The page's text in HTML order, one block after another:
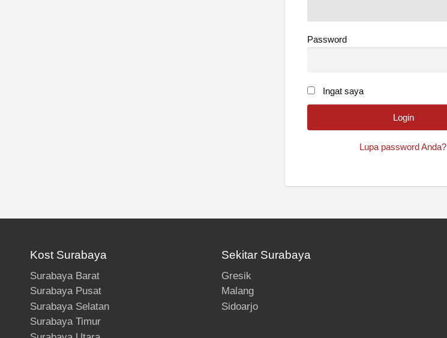
Password
Ingat saya
Lupa password Anda?
Kost Surabaya
Surabaya Barat
Surabaya Pusat
Surabaya Selatan
Surabaya Timur
Sekitar Surabaya
Gresik
Malang
Sidoarjo